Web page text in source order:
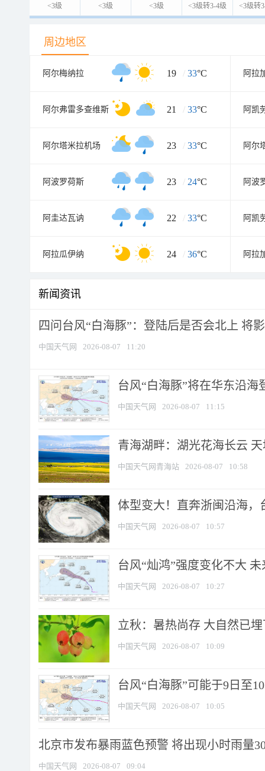
<3级 <3级 <3级 <3级转3-4级 <3级转
周边地区
阿尔梅纳拉 19 / 33°C 阿拉
阿尔弗雷多查维斯 21 / 33°C 阿凯
阿尔塔米拉机场 23 / 33°C 阿尔
阿波罗荷斯 23 / 24°C 阿波
阿圭达瓦讷 22 / 33°C 阿凯
阿拉瓜伊纳 24 / 36°C 阿拉
新闻资讯
四问台风“白海豚”：登陆后是否会北上 将
中国天气网 2026-08-07 11:20
台风“白海豚”将在华东沿
中国天气网 2026-08-07 11:15
青海湖畔：湖光花海长云
中国天气网青海站 2026-08-07 10:58
体型变大！直奔浙闽沿海，
中国天气网 2026-08-07 10:57
台风“灿鸿”强度变化不大
中国天气网 2026-08-07 10:27
立秋：暑热尚存 大自然已
中国天气网 2026-08-07 10:09
台风“白海豚”可能于9日至
中国天气网 2026-08-07 10:05
北京市发布暴雨蓝色预警 将出现小时雨量
中国天气网 2026-08-07 09:04